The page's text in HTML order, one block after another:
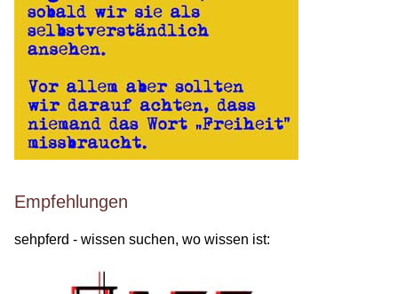
Empfehlungen
sehpferd - wissen suchen, wo wissen ist: